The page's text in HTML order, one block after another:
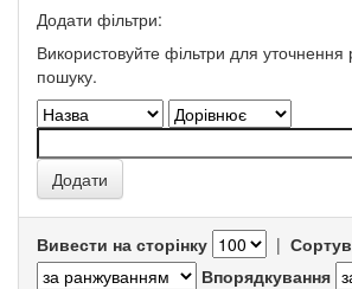
Додати фільтри:
Використовуйте фільтри для уточнення
пошуку.
Вивести на сторінку |
Впорядкування